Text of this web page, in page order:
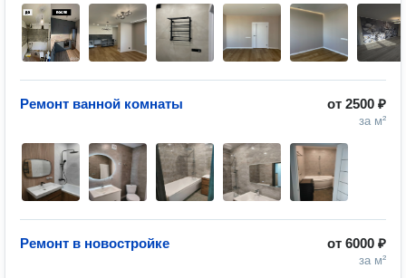
от 2500 ₽
за м²
Ремонт ванной комнаты
от 6000 ₽
за м²
Ремонт в новостройке